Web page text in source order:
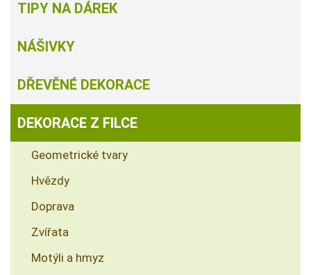
TIPY NA DÁREK
NÁŠIVKY
DŘEVĚNÉ DEKORACE
DEKORACE Z FILCE
Geometrické tvary
Hvězdy
Doprava
Zvířata
Motýli a hmyz